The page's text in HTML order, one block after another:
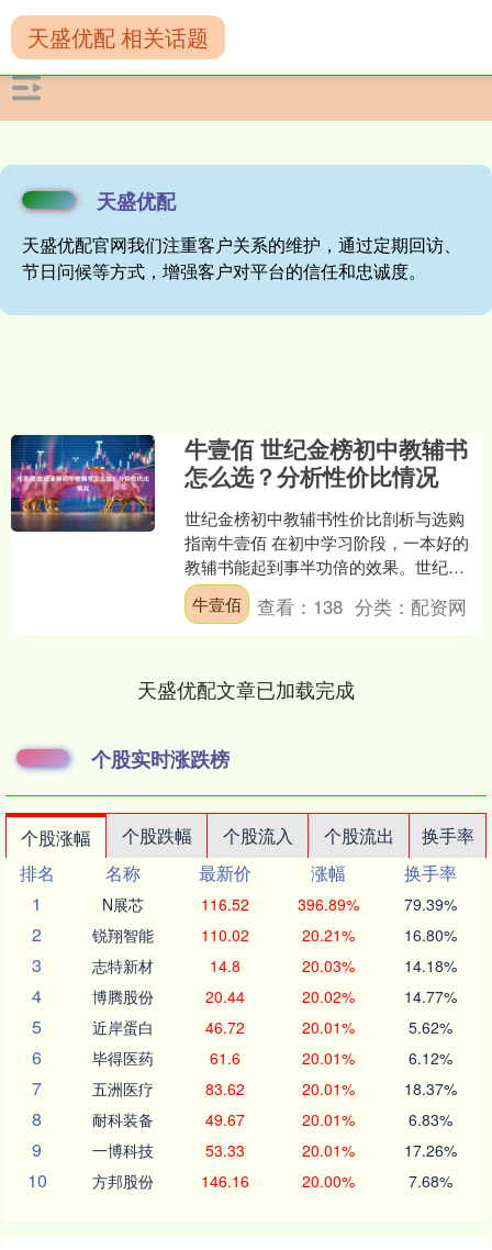
天盛优配
天盛优配官网我们注重客户关系的维护，通过定期回访、
节日问候等方式，增强客户对平台的信任和忠诚度。
天盛优配 相关话题
牛壹佰 世纪金榜初中教辅书
怎么选？分析性价比情况
世纪金榜初中教辅书性价比剖析与选购
指南牛壹佰 在初中学习阶段，一本好的
教辅书能起到事半功倍的效果。世纪金
榜作为知名的教育出版品牌，其初中教
辅书备受关注。那么，如....
牛壹佰 查看： 138 分类： 配资网
天盛优配文章已加载完成
个股实时涨跌榜
个股涨幅 个股跌幅 个股流入 个股流出
换手率
排名
名称 最新价 涨幅
换手率
1
N展芯 116.52 396.89% 79.39%
2 锐翔智能 110.02 20.21% 16.80%
3 志特新材 14.8 20.03% 14.18%
4 博腾股份 20.44 20.02% 14.77%
5 近岸蛋白 46.72 20.01% 5.62%
6 毕得医药 61.6 20.01% 6.12%
7 五洲医疗 83.62 20.01% 18.37%
8 耐科装备 49.67 20.01% 6.83%
9 一博科技 53.33 20.01% 17.26%
10 方邦股份 146.16 20.00% 7.68%